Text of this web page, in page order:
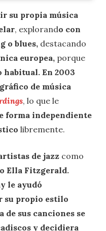
su propia música
, explorando con
o blues, destacando
europea, porque
habitual. En 2003
de música
, lo que le
forma independiente
libremente.
de jazz como
Ella Fitzgerald.
le ayudó
su propio estilo
de sus canciones se
y decidiera